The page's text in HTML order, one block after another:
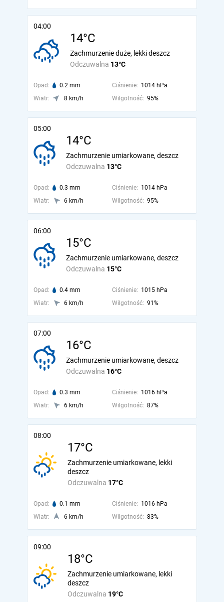
04:00
14°C
Odczuwalna 13°C
Zachmurzenie duże, lekki deszcz
Opad: 0.2 mm Ciśnienie: 1014 hPa
Wiatr:
8 km/h Wilgotność: 95%
05:00
14°C
Odczuwalna 13°C
Zachmurzenie umiarkowane, deszcz
Opad: 0.3 mm Ciśnienie: 1014 hPa
Wiatr:
6 km/h Wilgotność: 95%
06:00
15°C
Odczuwalna 15°C
Zachmurzenie umiarkowane, deszcz
Opad: 0.4 mm Ciśnienie: 1015 hPa
Wiatr:
6 km/h Wilgotność: 91%
07:00
16°C
Odczuwalna 16°C
Zachmurzenie umiarkowane, deszcz
Opad: 0.3 mm Ciśnienie: 1016 hPa
Wiatr:
6 km/h Wilgotność: 87%
08:00
17°C
Odczuwalna 17°C
Zachmurzenie umiarkowane, lekki
deszcz
Opad: 0.1 mm Ciśnienie: 1016 hPa
Wiatr:
6 km/h Wilgotność: 83%
09:00
18°C
Odczuwalna 19°C
Zachmurzenie umiarkowane, lekki
deszcz